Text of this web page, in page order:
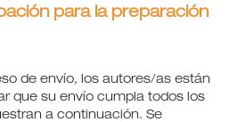
para la preparación
de envío, los autores/as están
que su envío cumpla todos los
a continuación. Se